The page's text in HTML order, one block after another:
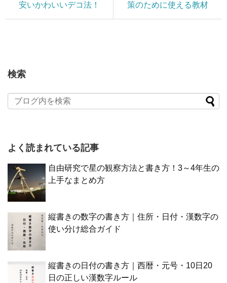
安いかわいいデコ法！
策のために使える教材
検索
よく読まれている記事
自由研究で星の観察方法と書き方！3～4年生の
上手なまとめ方
縦書きの数字の書き方｜住所・日付・漢数字の
使い分け総合ガイド
縦書きの日付の書き方｜西暦・元号・10日20
日の正しい漢数字ルール